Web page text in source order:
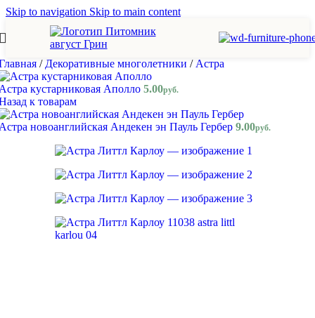
Skip to navigation Skip to main content
/ Декоративные многолетники / Астра
кустарниковая Аполло 5.00руб.
к товарам
новоанглийская Андекен эн Пауль Гербер 9.00руб.